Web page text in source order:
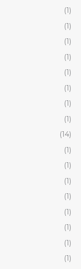
(1)
(1)
(1)
(1)
(1)
(1)
(1)
(1)
(14)
(1)
(1)
(1)
(1)
(1)
(1)
(1)
(1)